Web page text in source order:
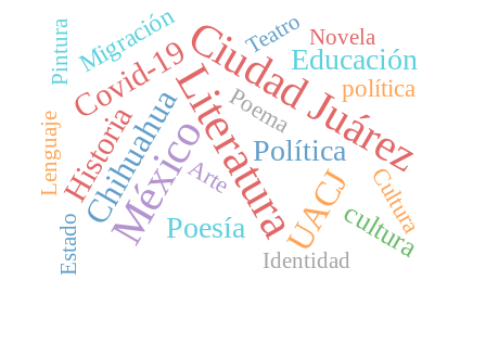
Literatura
Ciudad Juárez
México UACJ
Chihuahua
Historia
Covid-19
Poesía
Educación
Política
cultura
política
Migración
Cultura
Poema
Arte
Teatro
Lenguaje
Pintura
Identidad
Estado
Novela